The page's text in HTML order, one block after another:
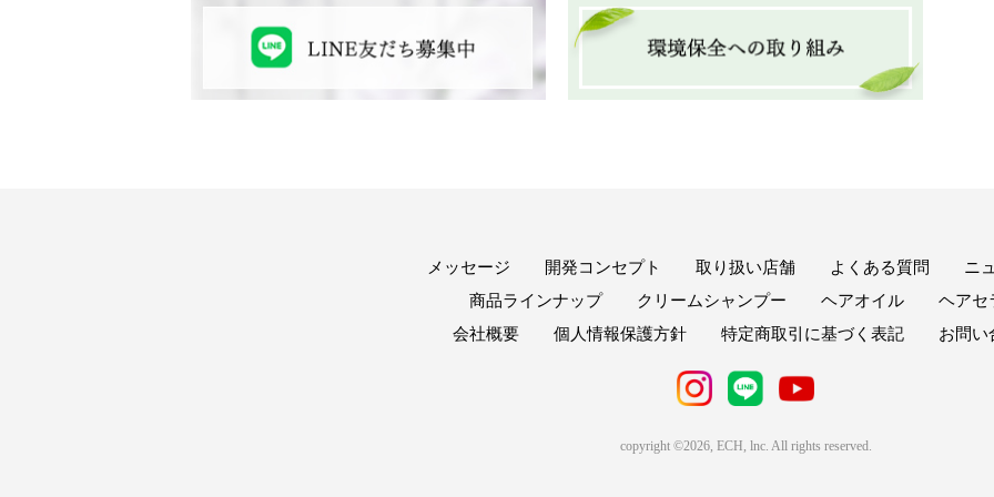
メッセージ 開発コンセプト 取り扱い店舗 よくある質問
ニ
商品ラインナップ
クリームシャンプー ヘアオイル
ヘアセ
会社概要
個人情報保護方針 特定商取引に基づく表記 お問い
copyright ©2026, ECH, lnc. All rights reserved.